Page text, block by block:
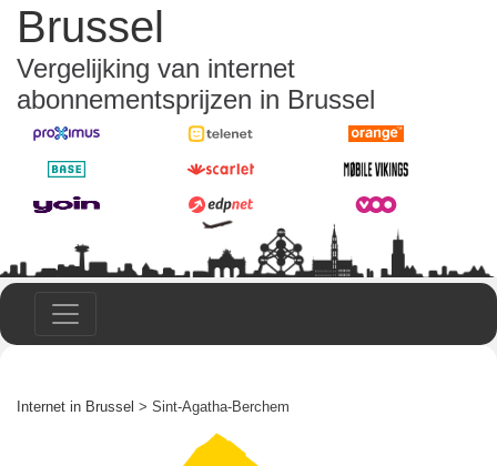
Brussel
Vergelijking van internet
abonnementsprijzen in Brussel
Internet in Brussel > Sint-Agatha-Berchem